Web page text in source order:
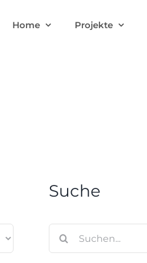
Home Projekte
Suche